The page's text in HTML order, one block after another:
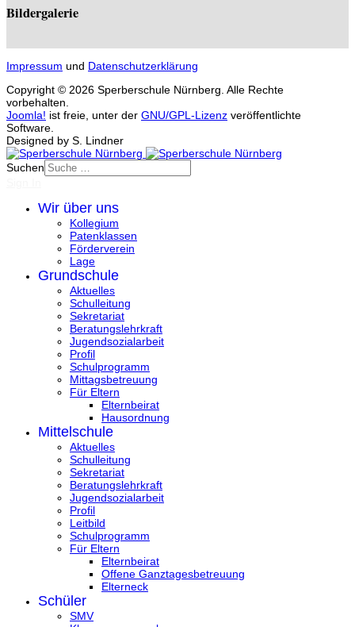
Bildergalerie
Impressum und Datenschutzerklärung
Copyright © 2026 Sperberschule Nürnberg. Alle Rechte
vorbehalten.
Joomla! ist freie, unter der GNU/GPL-Lizenz veröffentlichte
Software.
Designed by S. Lindner
Suchen
Wir über uns
Kollegium
Patenklassen
Förderverein
Lage
Grundschule
Aktuelles
Schulleitung
Sekretariat
Beratungslehrkraft
Jugendsozialarbeit
Profil
Schulprogramm
Mittagsbetreuung
Für Eltern
Elternbeirat
Hausordnung
Mittelschule
Aktuelles
Schulleitung
Sekretariat
Beratungslehrkraft
Jugendsozialarbeit
Profil
Leitbild
Schulprogramm
Für Eltern
Elternbeirat
Offene Ganztagesbetreuung
Elterneck
Schüler
SMV